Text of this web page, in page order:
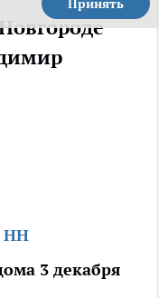
Принять
НН
3 декабря